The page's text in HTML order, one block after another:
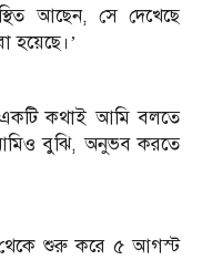
আছেন, সে দেখেছে
হয়েছে।’
কথাই আমি বলতে
বুঝি, অনুভব করতে
থেকে শুরু করে ৫ আগস্ট